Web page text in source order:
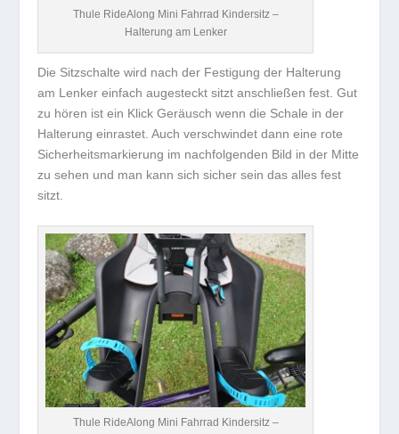
Thule RideAlong Mini Fahrrad Kindersitz –
Halterung am Lenker
Die Sitzschalte wird nach der Festigung der Halterung
am Lenker einfach augesteckt sitzt anschließen fest. Gut
zu hören ist ein Klick Geräusch wenn die Schale in der
Halterung einrastet. Auch verschwindet dann eine rote
Sicherheitsmarkierung im nachfolgenden Bild in der Mitte
zu sehen und man kann sich sicher sein das alles fest
sitzt.
Thule RideAlong Mini Fahrrad Kindersitz –